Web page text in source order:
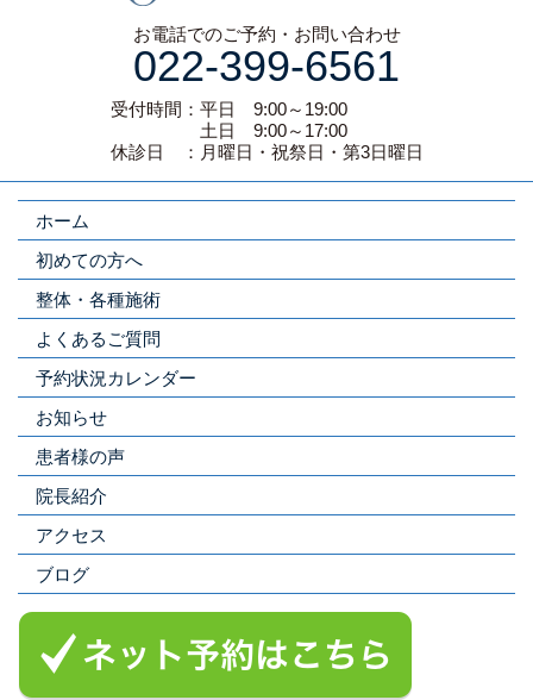
お電話でのご予約・お問い合わせ
022-399-6561
受付時間：平日 9:00～19:00
土日 9:00～17:00
休診日 ：月曜日・祝祭日・第3日曜日
ホーム
初めての方へ
整体・各種施術
よくあるご質問
予約状況カレンダー
お知らせ
患者様の声
院長紹介
アクセス
ブログ